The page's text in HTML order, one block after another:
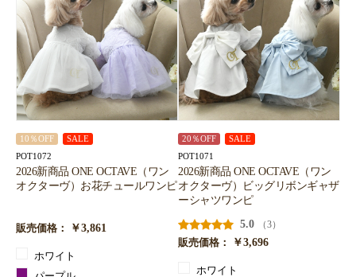
10％OFF SALE
POT1072
2026新商品 ONE OCTAVE（ワン
オクターヴ）お花チュールワンピ
販売価格： ￥3,861
ホワイト
20％OFF SALE
POT1071
2026新商品 ONE OCTAVE（ワン
オクターヴ）ビッグリボンギャザ
ーシャツワンピ
5.0
（3）
販売価格：
￥3,696
ホワイト